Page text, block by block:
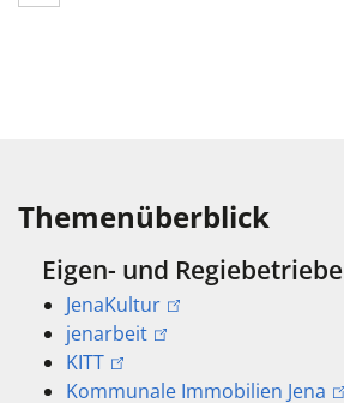
Themenüberblick
Eigen- und Regiebetriebe
JenaKultur
jenarbeit
KITT
Kommunale Immobilien Jena